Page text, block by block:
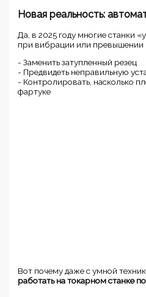
Новая реальность:
Да, в 2025 году многие станки
при вибрации или превышении
- Заменить затупленный резец
- Предвидеть неправильную
- Контролировать, насколько
фартуке
Вот почему даже с умной
работать на токарном станке